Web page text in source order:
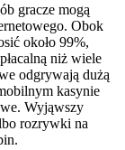
gracze mogą
Obok
około 99%,
niż wiele
odgrywają dużą
kasynie
Wyjąwszy
rozrywki na